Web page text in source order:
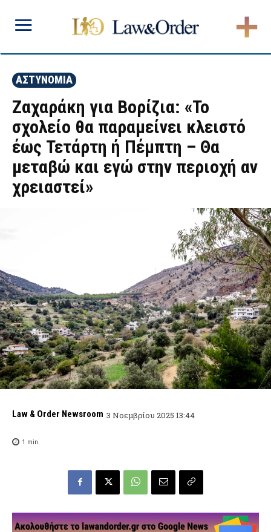
ΑΣΤΥΝΟΜΙΑ
Ζαχαράκη για Βορίζια: «Το
σχολείο θα παραμείνει κλειστό
έως Τετάρτη ή Πέμπτη – Θα
μεταβώ και εγώ στην περιοχή αν
χρειαστεί»
Law & Order Newsroom 3 Νοεμβρίου 2025 13:44
1 min.